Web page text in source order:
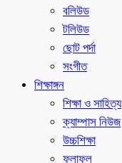
বলিউড
টলিউড
ছোট পর্দা
সংগীত
শিক্ষাঙ্গন
শিক্ষা ও সাহিত্য
ক্যাম্পাস নিউজ
উচ্চশিক্ষা
ফলাফল